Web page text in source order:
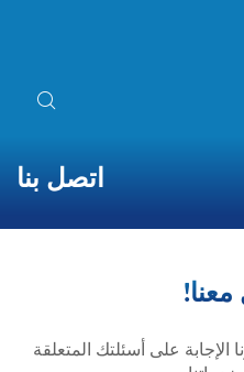
اتصل بنا
الإجابة على أسئلتك المتعلقة